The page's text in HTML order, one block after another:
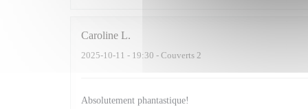
Caroline L
2025-10-11 - 19:30 - Couverts 2
Absolutement phantastique!